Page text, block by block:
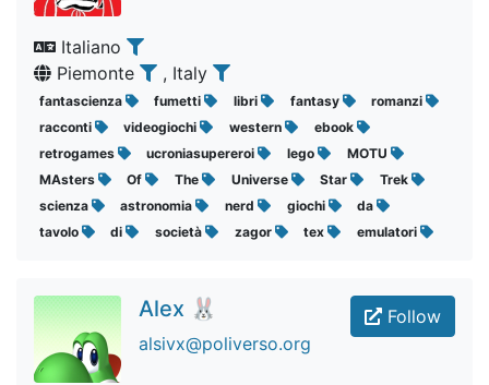
Italiano
Piemonte
, Italy
fantascienza fumetti libri fantasy
romanzi
racconti
videogiochi western
ebook
retrogames
ucroniasupereroi lego
MOTU
MAsters
Of The Universe Star
Trek
scienza
astronomia nerd giochi
da
tavolo
di società zagor tex emulatori
Follow
Alex 🐰
alsivx@poliverso.org